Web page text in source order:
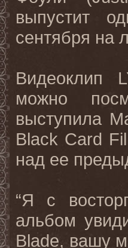
выпустит
сентября на
Видеоклип
можно
выступила
Black Card
над ее
“Я с
альбом
Blade, вашу